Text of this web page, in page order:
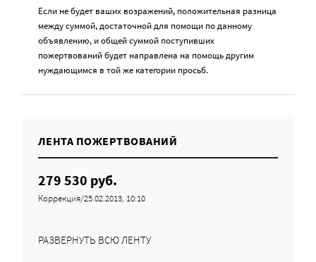
Если не будет ваших возражений, положительная разница
между суммой, достаточной для помощи по данному
объявлению, и общей суммой поступивших
пожертвований будет направлена на помощь другим
нуждающимся в той же категории просьб.
ЛЕНТА ПОЖЕРТВОВАНИЙ
279 530 руб.
Коррекция/25.02.2013, 10:10
РАЗВЕРНУТЬ ВСЮ ЛЕНТУ